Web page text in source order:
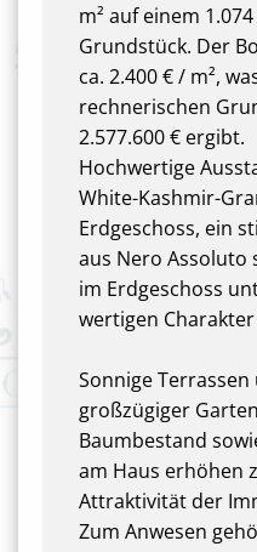
m² auf einem
Grundstück. Der
ca. 2.400 € / m²,
rechnerischen
2.577.600 € ergibt.
Hochwertige
White-Kashmir-
Erdgeschoss, ein
aus Nero Assoluto
im Erdgeschoss
wertigen
Sonnige
großzügiger
Baumbestand
am Haus erhöhen
Attraktivität der
Zum Anwesen